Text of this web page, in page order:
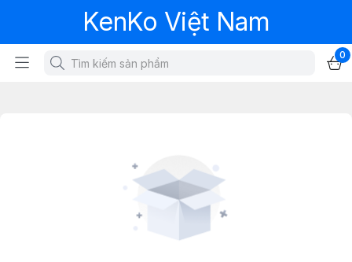
KenKo Việt Nam
0